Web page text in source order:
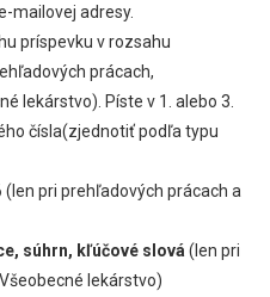
mailovej adresy.
príspevku v rozsahu
prácach,
lekárstvo). Píste v 1. alebo 3.
čísla(zjednotiť podľa typu
(len pri prehľadových prácach a
súhrn, kľúčové slová (len pri
lekárstvo)